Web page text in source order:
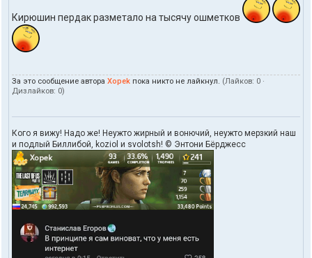
к
л
ь
в
а
т
е
л
я
o
p
k
Кирюшин пердак разметало на тысячу ошметков
За это сообщение автора Xopek пока никто не лайкнул. (Лайков: 0 ·
Дизлайков: 0)
Кого я вижу! Надо же! Неужто жирный и вонючий, неужто мерзкий наш
и подлый Биллибой, koziol и svolotsh! © Энтони Бёрджесс